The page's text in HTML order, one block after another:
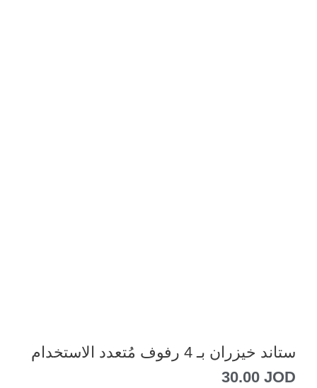
ستاند خيزران بـ 4 رفوف مُتعدد الاستخدام
30.00 JOD